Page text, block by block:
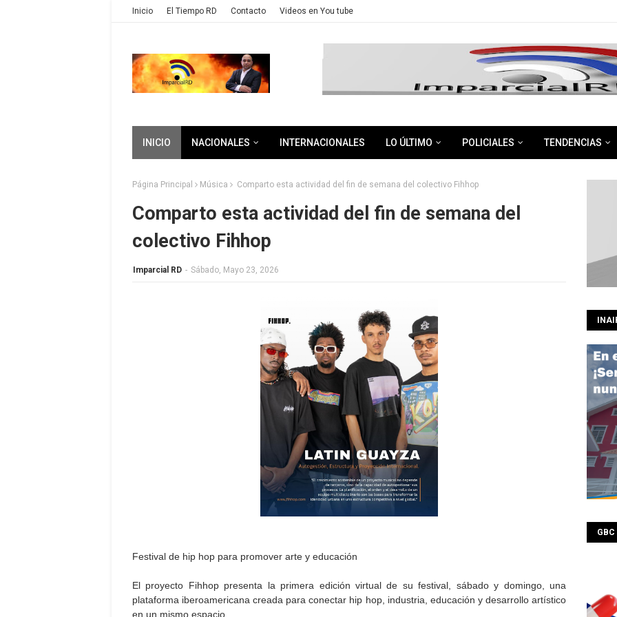
Inicio El Tiempo RD Contacto Videos en You tube
INICIO NACIONALES INTERNACIONALES LO ÚLTIMO POLICIALES TENDENCIAS
Página Principal Música Comparto esta actividad del fin de semana del colectivo Fihhop
Comparto esta actividad del fin de semana del
colectivo Fihhop
Imparcial RD - Sábado, Mayo 23, 2026
Festival de hip hop para promover arte y educación
El proyecto Fihhop presenta la primera edición virtual de su festival, sábado y domingo, una
plataforma iberoamericana creada para conectar hip hop, industria, educación y desarrollo artístico
en un mismo espacio.
GBC